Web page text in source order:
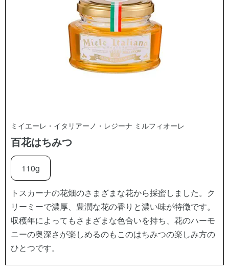
ミイエーレ・イタリアーノ・レジーナ ミルフィオーレ
百花はちみつ
110g
トスカーナの花畑のさまざまな花から採蜜しました。ク
リーミーで濃厚、豊潤な花の香りと濃い味が特徴です。
収穫年によってもさまざまな色合いを持ち、花のハーモ
ニーの奥深さが楽しめるのもこのはちみつの楽しみ方の
ひとつです。